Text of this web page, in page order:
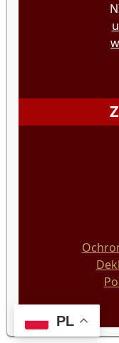
PL